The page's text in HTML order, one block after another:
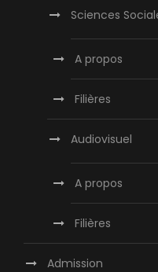
Sciences
A propos
Filières
Audiovisuel
A propos
Filières
Admission